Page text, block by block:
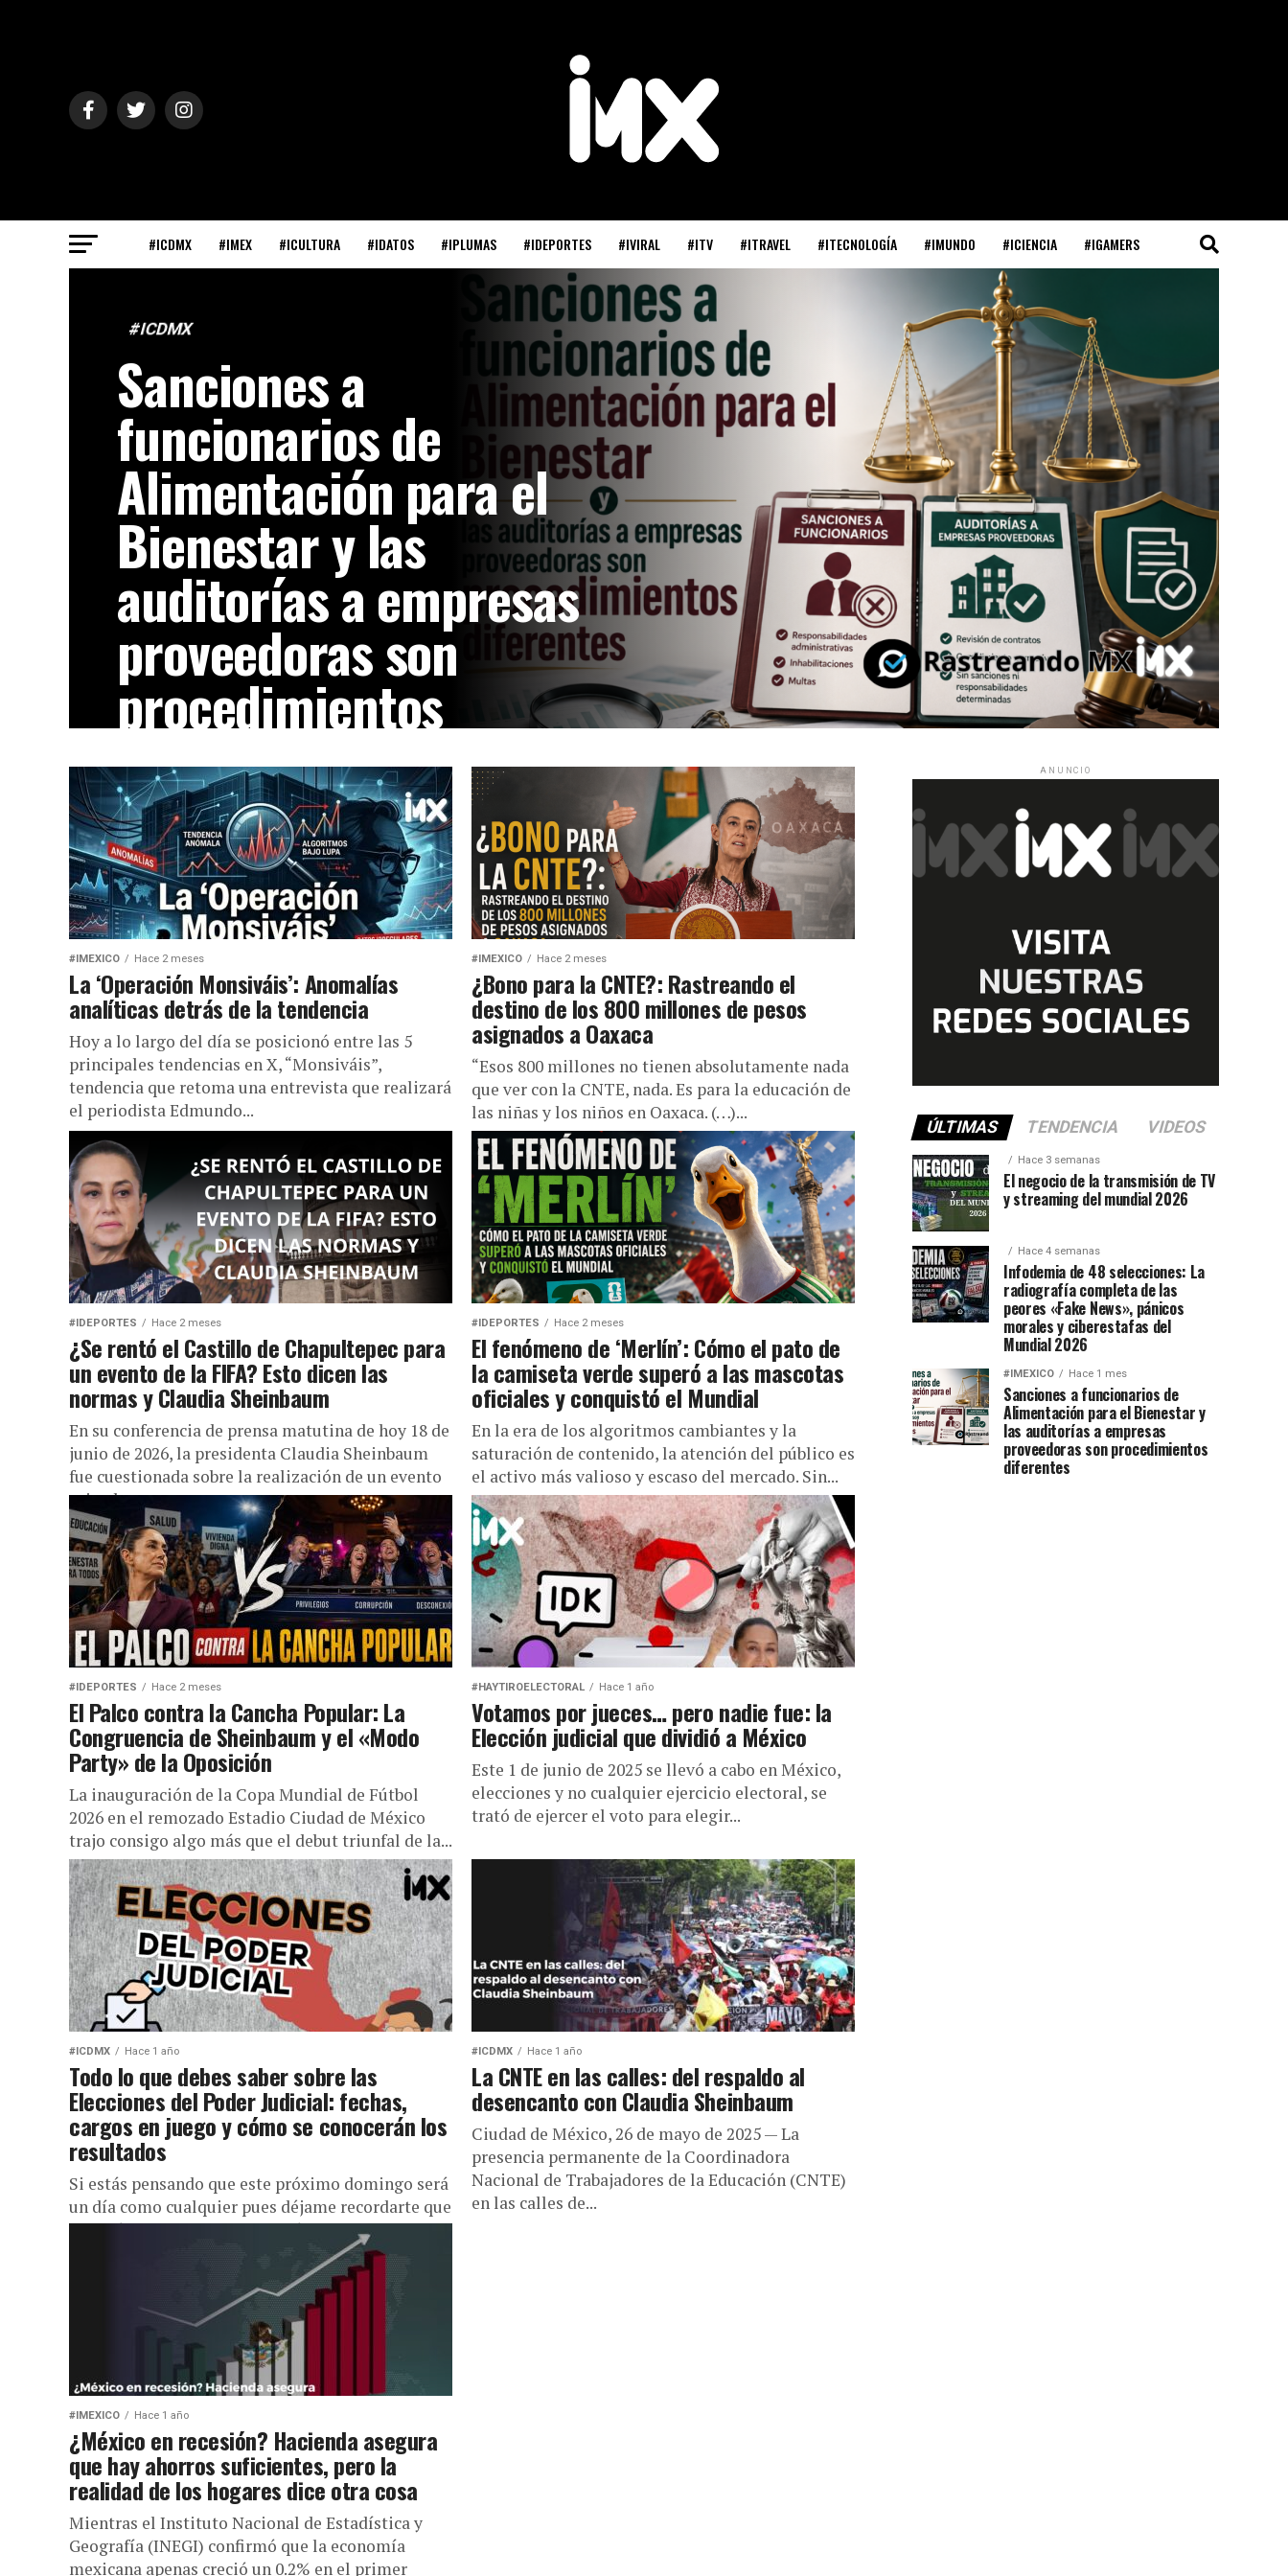
#ICDMX #IMEX #ICULTURA #IDATOS #IPLUMAS #IDEPORTES #IVIRAL #ITV #ITRAVEL #ITECNOLOGÍA #IMUNDO #ICIENCIA #IGAMERS
#ICDMX
Sanciones a
funcionarios de
Alimentación para el
Bienestar y las
auditorías a empresas
proveedoras son
procedimientos
diferentes
La reciente resolución del Tribunal Federal de Justicia
Administrativa (TFJA) que inhabilitó por hasta 10 años a cuatro
exfuncionarios relacionados...
#IMEXICO Hace 2 meses
La ‘Operación Monsiváis’: Anomalías
analíticas detrás de la tendencia
Hoy a lo largo del día se posicionó entre las 5
principales tendencias en X, “Monsiváis”,
tendencia que retoma una entrevista que realizará
el periodista Edmundo...
#IMEXICO Hace 2 meses
¿Bono para la CNTE?: Rastreando el
destino de los 800 millones de pesos
asignados a Oaxaca
“Esos 800 millones no tienen absolutamente nada
que ver con la CNTE, nada. Es para la educación de
las niñas y los niños en Oaxaca. (…)...
#IDEPORTES Hace 2 meses
¿Se rentó el Castillo de Chapultepec para
un evento de la FIFA? Esto dicen las
normas y Claudia Sheinbaum
En su conferencia de prensa matutina de hoy 18 de
junio de 2026, la presidenta Claudia Sheinbaum
fue cuestionada sobre la realización de un evento
privado...
#IDEPORTES Hace 2 meses
El fenómeno de ‘Merlín’: Cómo el pato de
la camiseta verde superó a las mascotas
oficiales y conquistó el Mundial
En la era de los algoritmos cambiantes y la
saturación de contenido, la atención del público es
el activo más valioso y escaso del mercado. Sin...
#IDEPORTES Hace 2 meses
El Palco contra la Cancha Popular: La
Congruencia de Sheinbaum y el «Modo
Party» de la Oposición
La inauguración de la Copa Mundial de Fútbol
2026 en el remozado Estadio Ciudad de México
trajo consigo algo más que el debut triunfal de la...
#HAYTIROELECTORAL Hace 1 año
Votamos por jueces… pero nadie fue: la
Elección judicial que dividió a México
Este 1 de junio de 2025 se llevó a cabo en México,
elecciones y no cualquier ejercicio electoral, se
trató de ejercer el voto para elegir...
#ICDMX Hace 1 año
Todo lo que debes saber sobre las
Elecciones del Poder Judicial: fechas,
cargos en juego y cómo se conocerán los
resultados
Si estás pensando que este próximo domingo será
un día como cualquier pues déjame recordarte que
no será como cualquier otro día de la semana ya...
#ICDMX Hace 1 año
La CNTE en las calles: del respaldo al
desencanto con Claudia Sheinbaum
Ciudad de México, 26 de mayo de 2025 — La
presencia permanente de la Coordinadora
Nacional de Trabajadores de la Educación (CNTE)
en las calles de...
#IMEXICO Hace 1 año
¿México en recesión? Hacienda asegura
que hay ahorros suficientes, pero la
realidad de los hogares dice otra cosa
Mientras el Instituto Nacional de Estadística y
Geografía (INEGI) confirmó que la economía
mexicana apenas creció un 0.2% en el primer
ANUNCIO
ÚLTIMAS TENDENCIA VIDEOS
Hace 3 semanas
El negocio de la transmisión de TV
y streaming del mundial 2026
Hace 4 semanas
Infodemia de 48 selecciones: La
radiografía completa de las
peores «Fake News», pánicos
morales y ciberestafas del
Mundial 2026
#IMEXICO Hace 1 mes
Sanciones a funcionarios de
Alimentación para el Bienestar y
las auditorías a empresas
proveedoras son procedimientos
diferentes